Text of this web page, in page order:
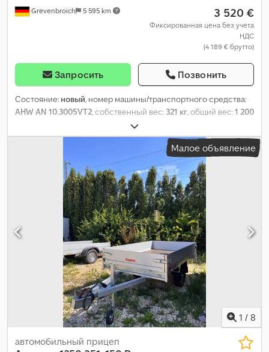
Grevenbroich 5 595 km 3 520 €
Фиксированная цена без учета
НДС
(4 189 € брутто)
Запросить Позвонить
Состояние: новый, номер машины/транспортного средства:
AHW AN 10.3005VT2, собственный вес: 321 кг, общий вес:1 200
2 510 мм
для загрузки:1 260 мм, высота грузового отсека:1 180 мм, Год
Малое объявление
1 / 8
автомобильный прицеп